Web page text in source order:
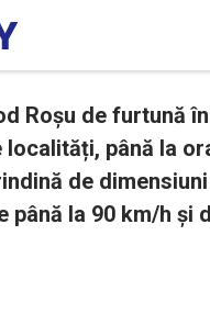
Roșu de furtună
localități, până la
de
până la 90 km/h și